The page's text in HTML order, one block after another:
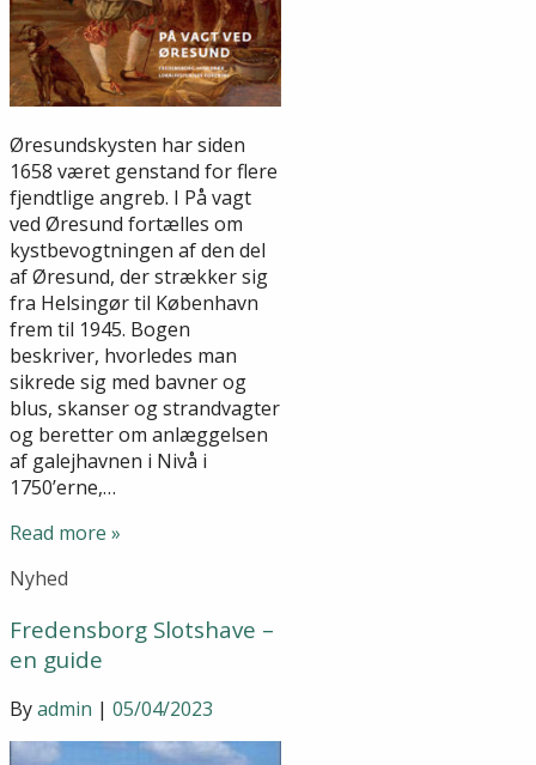
Øresundskysten har siden
1658 været genstand for flere
fjendtlige angreb. I På vagt
ved Øresund fortælles om
kystbevogtningen af den del
af Øresund, der strækker sig
fra Helsingør til København
frem til 1945. Bogen
beskriver, hvorledes man
sikrede sig med bavner og
blus, skanser og strandvagter
og beretter om anlæggelsen
af galejhavnen i Nivå i
1750’erne,…
Read more »
Nyhed
Fredensborg Slotshave –
en guide
Byadmin | 05/04/2023